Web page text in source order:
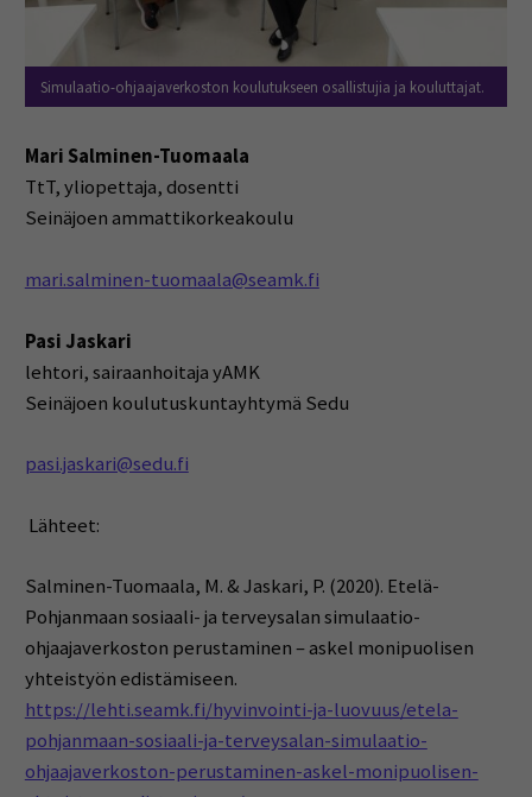
Simulaatio-ohjaajaverkoston koulutukseen osallistujia ja kouluttajat.
Mari Salminen-Tuomaala
TtT, yliopettaja, dosentti
Seinäjoen ammattikorkeakoulu
mari.salminen-tuomaala@seamk.fi
Pasi Jaskari
lehtori, sairaanhoitaja yAMK
Seinäjoen koulutuskuntayhtymä Sedu
pasi.jaskari@sedu.fi
Lähteet:
Salminen-Tuomaala, M. & Jaskari, P. (2020). Etelä-
Pohjanmaan sosiaali- ja terveysalan simulaatio-
ohjaajaverkoston perustaminen – askel monipuolisen
yhteistyön edistämiseen.
https://lehti.seamk.fi/hyvinvointi-ja-luovuus/etela-
pohjanmaan-sosiaali-ja-terveysalan-simulaatio-
ohjaajaverkoston-perustaminen-askel-monipuolisen-